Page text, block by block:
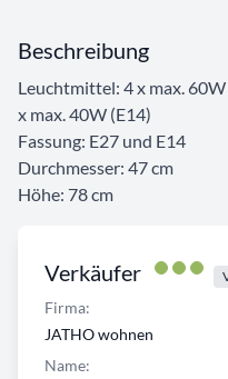
Verkäufer
Firma:
JATHO wohnen
Name:
Beschreibung
Leuchtmittel: 4 x max.
x max. 40W (E14)
Fassung: E27 und E14
Durchmesser: 47 cm
Höhe: 78 cm